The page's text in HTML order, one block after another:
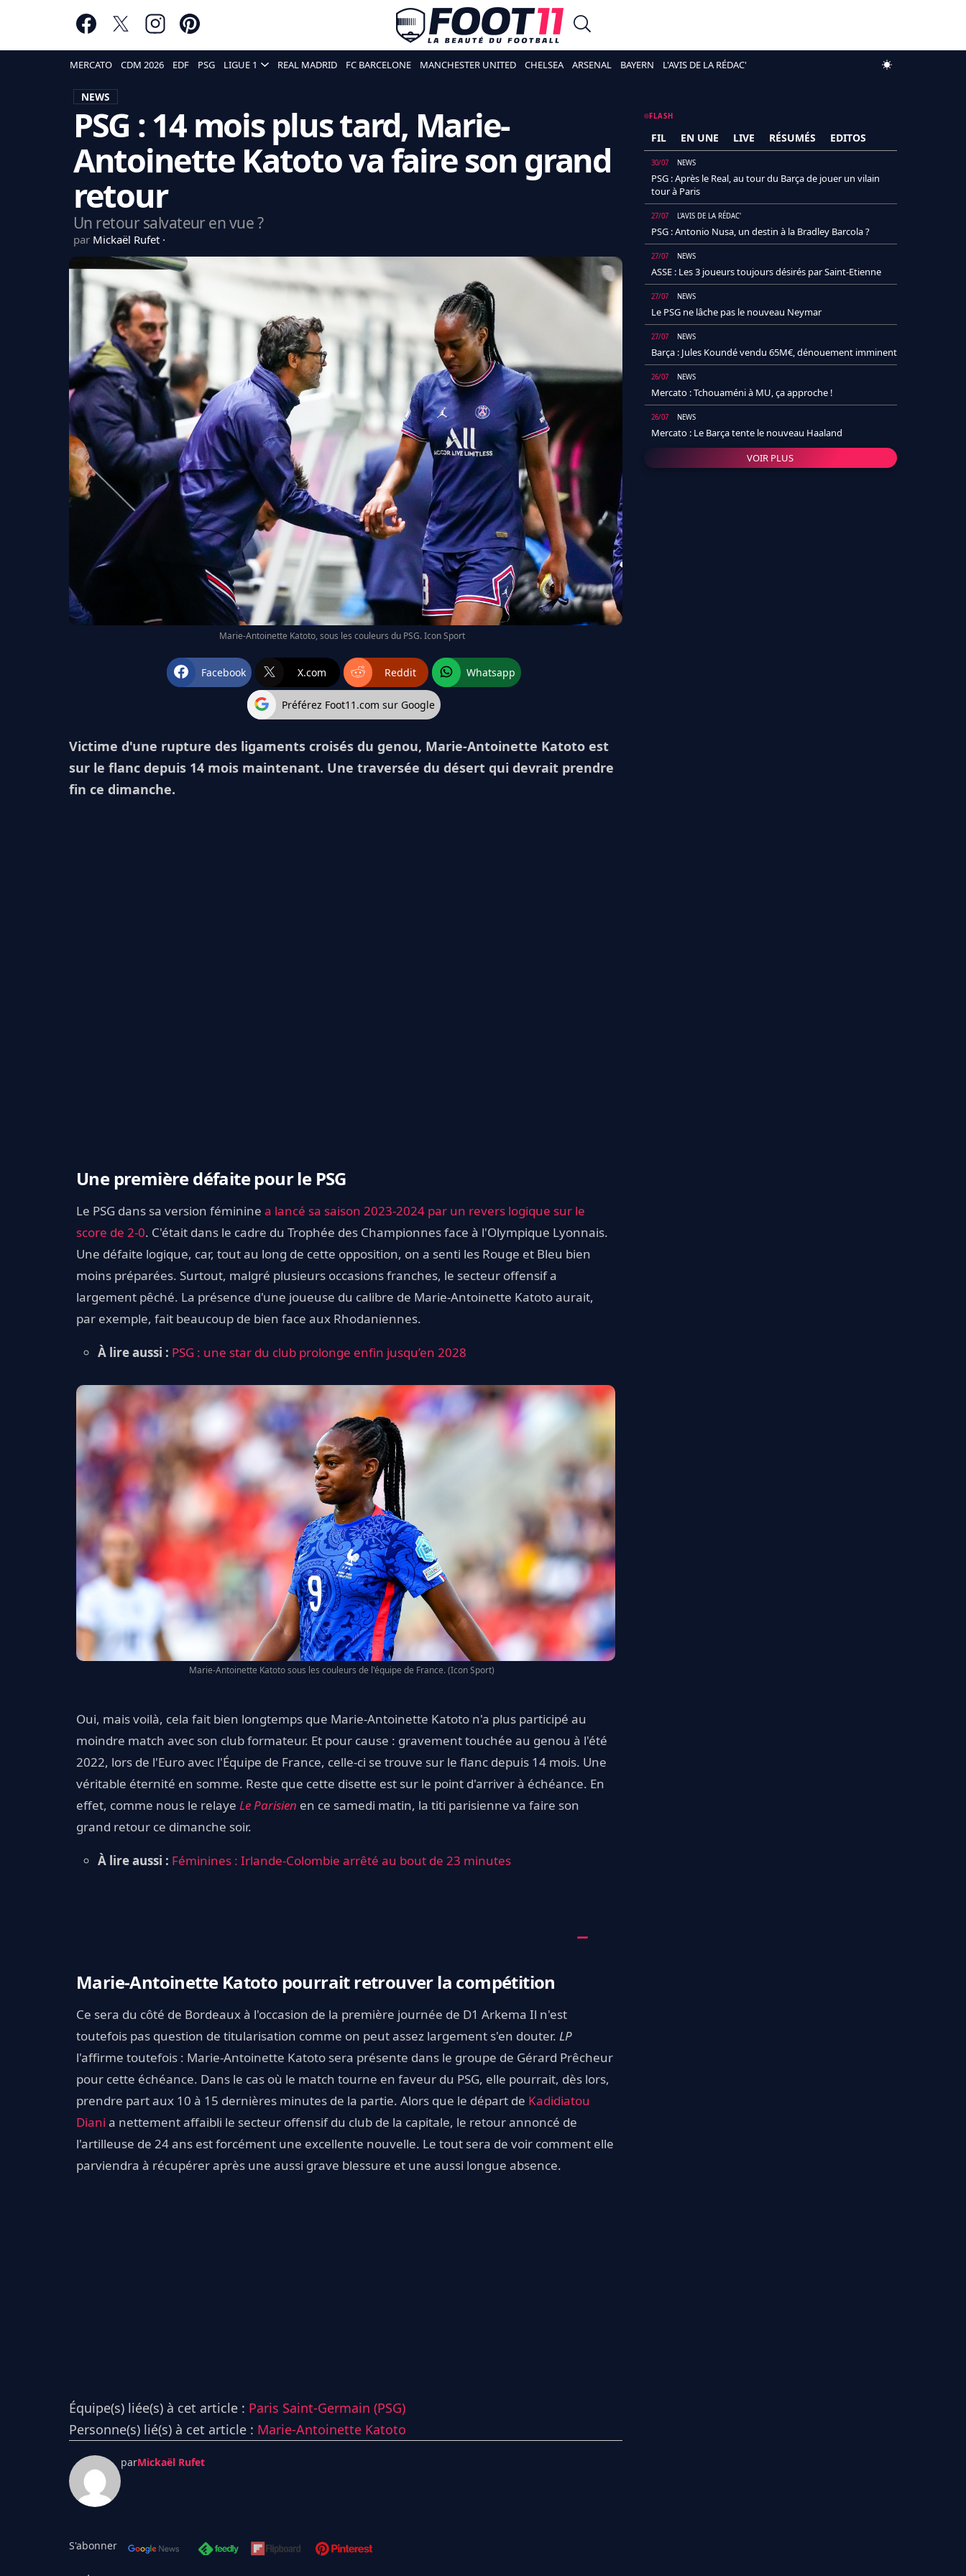
MERCATO CDM 2026 EDF PSG LIGUE 1 REAL MADRID FC BARCELONE MANCHESTER UNITED CHELSEA ARSENAL BAYERN L'AVIS DE LA RÉDAC'
NEWS
PSG : 14 mois plus tard, Marie-
Antoinette Katoto va faire son grand
retour
Un retour salvateur en vue ?
par Mickaël Rufet
Marie-Antoinette Katoto, sous les couleurs du PSG. Icon Sport
Facebook X.com Reddit Whatsapp
Préférez Foot11.com sur Google
Victime d'une rupture des ligaments croisés du genou, Marie-Antoinette Katoto est
sur le flanc depuis 14 mois maintenant. Une traversée du désert qui devrait prendre
fin ce dimanche.
Une première défaite pour le PSG
Le PSG dans sa version féminine a lancé sa saison 2023-2024 par un revers logique sur le
score de 2-0. C'était dans le cadre du Trophée des Championnes face à l'Olympique Lyonnais.
Une défaite logique, car, tout au long de cette opposition, on a senti les Rouge et Bleu bien
moins préparées. Surtout, malgré plusieurs occasions franches, le secteur offensif a
largement pêché. La présence d'une joueuse du calibre de Marie-Antoinette Katoto aurait,
par exemple, fait beaucoup de bien face aux Rhodaniennes.
À lire aussi : PSG : une star du club prolonge enfin jusqu’en 2028
Marie-Antoinette Katoto sous les couleurs de l'équipe de France. (Icon Sport)
Oui, mais voilà, cela fait bien longtemps que Marie-Antoinette Katoto n'a plus participé au
moindre match avec son club formateur. Et pour cause : gravement touchée au genou à l'été
2022, lors de l'Euro avec l'Équipe de France, celle-ci se trouve sur le flanc depuis 14 mois. Une
véritable éternité en somme. Reste que cette disette est sur le point d'arriver à échéance. En
effet, comme nous le relaye Le Parisien en ce samedi matin, la titi parisienne va faire son
grand retour ce dimanche soir.
À lire aussi : Féminines : Irlande-Colombie arrêté au bout de 23 minutes
Marie-Antoinette Katoto pourrait retrouver la compétition
Ce sera du côté de Bordeaux à l'occasion de la première journée de D1 Arkema Il n'est
toutefois pas question de titularisation comme on peut assez largement s'en douter. LP
l'affirme toutefois : Marie-Antoinette Katoto sera présente dans le groupe de Gérard Prêcheur
pour cette échéance. Dans le cas où le match tourne en faveur du PSG, elle pourrait, dès lors,
prendre part aux 10 à 15 dernières minutes de la partie. Alors que le départ de Kadidiatou
Diani a nettement affaibli le secteur offensif du club de la capitale, le retour annoncé de
l'artilleuse de 24 ans est forcément une excellente nouvelle. Le tout sera de voir comment elle
parviendra à récupérer après une aussi grave blessure et une aussi longue absence.
Équipe(s) liée(s) à cet article : Paris Saint-Germain (PSG)
Personne(s) lié(s) à cet article : Marie-Antoinette Katoto
parMickaël Rufet
S'abonner
FLASH
FIL EN UNE LIVE RÉSUMÉS EDITOS
30/07 NEWS
PSG : Après le Real, au tour du Barça de jouer un vilain
tour à Paris
27/07 L'AVIS DE LA RÉDAC'
PSG : Antonio Nusa, un destin à la Bradley Barcola ?
27/07 NEWS
ASSE : Les 3 joueurs toujours désirés par Saint-Etienne
27/07 NEWS
Le PSG ne lâche pas le nouveau Neymar
27/07 NEWS
Barça : Jules Koundé vendu 65M€, dénouement imminent
26/07 NEWS
Mercato : Tchouaméni à MU, ça approche !
26/07 NEWS
Mercato : Le Barça tente le nouveau Haaland
VOIR PLUS